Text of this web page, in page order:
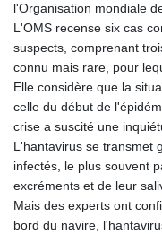
l'Organisation mondiale
L'OMS recense six cas
suspects, comprenant
connu mais rare, pour
Elle considère que la
celle du début de
crise a suscité une
L'hantavirus se transmet
infectés, le plus souvent
excréments et de leur
Mais des experts ont
bord du navire,